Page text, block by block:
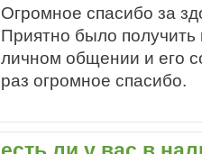
Огромное спасибо за
Приятно было
личном общении и его
раз огромное спасибо.